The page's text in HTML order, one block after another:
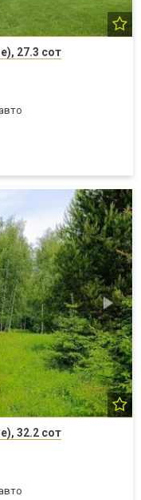
27.3 сот
32.2 сот